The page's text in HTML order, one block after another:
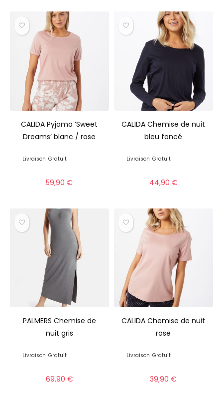
CALIDA Pyjama ‘Sweet
Dreams’ blanc / rose
Livraison Gratuit
59,90€
CALIDA Chemise de nuit
bleu foncé
Livraison Gratuit
44,90 €
PALMERS Chemise de
nuit gris
Livraison Gratuit
69,90 €
CALIDA Chemise de nuit
rose
Livraison Gratuit
39,90€